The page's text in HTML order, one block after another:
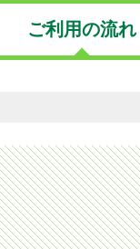
ご利用の流れ